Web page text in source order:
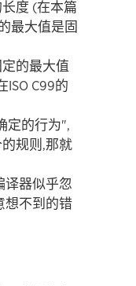
度 (在本篇
最大值是固
的最大值
ISO C99的
定的行为",
规则,那就
译器似乎忽
想不到的错